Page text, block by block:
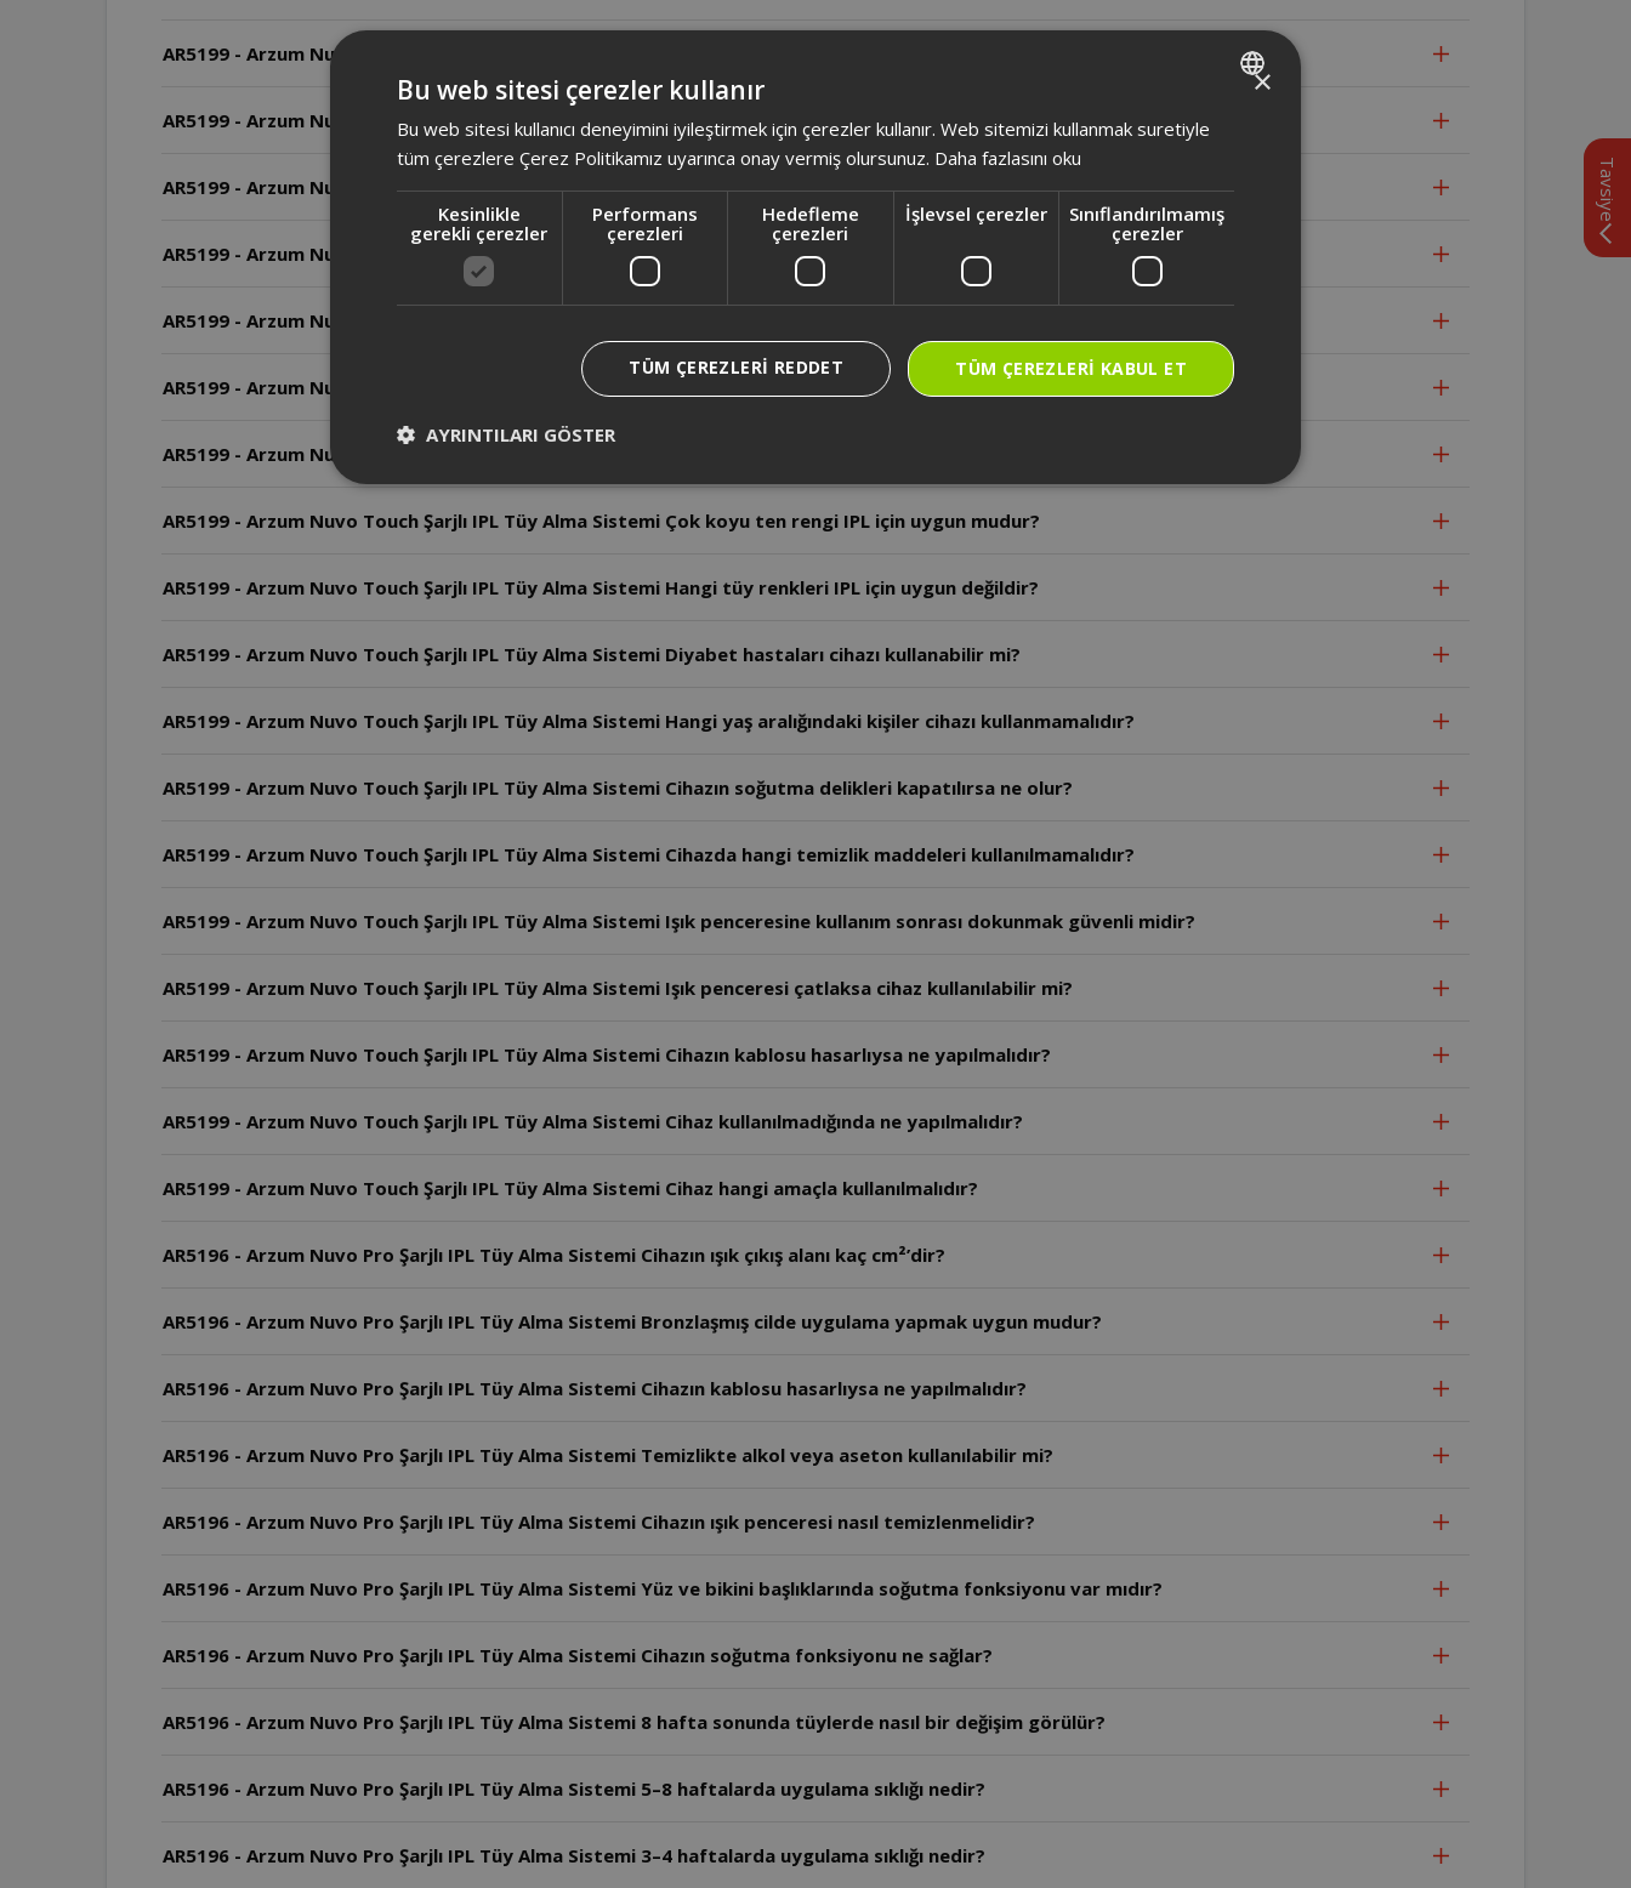
AR5199 - Arzum Nuvo Touch Şarjlı IPL Tüy Alma Sistemi Cihaz kablolu kullanılabilir mi?
AR5199 - Arzum Nuvo Touch Şarjlı IPL Tüy Alma Sistemi Tam şarjda cihaz kaç atım yapabilir?
AR5199 - Arzum Nuvo Touch Şarjlı IPL Tüy Alma Sistemi Cihazın tam şarj süresi ne kadardır?
AR5199 - Arzum Nuvo Touch Şarjlı IPL Tüy Alma Sistemi Tıraş dışındaki yöntemler neden önerilmez?
AR5199 - Arzum Nuvo Touch Şarjlı IPL Tüy Alma Sistemi IPL uygulaması öncesi tüyler nasıl hazırlanmalıdır?
AR5199 - Arzum Nuvo Touch Şarjlı IPL Tüy Alma Sistemi Cilt testi sonrası ne kadar beklenmelidir?
AR5199 - Arzum Nuvo Touch Şarjlı IPL Tüy Alma Sistemi İlk kullanımda hangi enerji seviyesi önerilir?
AR5199 - Arzum Nuvo Touch Şarjlı IPL Tüy Alma Sistemi Çok koyu ten rengi IPL için uygun mudur?
AR5199 - Arzum Nuvo Touch Şarjlı IPL Tüy Alma Sistemi Hangi tüy renkleri IPL için uygun değildir?
AR5199 - Arzum Nuvo Touch Şarjlı IPL Tüy Alma Sistemi Diyabet hastaları cihazı kullanabilir mi?
AR5199 - Arzum Nuvo Touch Şarjlı IPL Tüy Alma Sistemi Hangi yaş aralığındaki kişiler cihazı kullanmamalıdır?
AR5199 - Arzum Nuvo Touch Şarjlı IPL Tüy Alma Sistemi Cihazın soğutma delikleri kapatılırsa ne olur?
AR5199 - Arzum Nuvo Touch Şarjlı IPL Tüy Alma Sistemi Cihazda hangi temizlik maddeleri kullanılmamalıdır?
AR5199 - Arzum Nuvo Touch Şarjlı IPL Tüy Alma Sistemi Işık penceresine kullanım sonrası dokunmak güvenli midir?
AR5199 - Arzum Nuvo Touch Şarjlı IPL Tüy Alma Sistemi Işık penceresi çatlaksa cihaz kullanılabilir mi?
AR5199 - Arzum Nuvo Touch Şarjlı IPL Tüy Alma Sistemi Cihazın kablosu hasarlıysa ne yapılmalıdır?
AR5199 - Arzum Nuvo Touch Şarjlı IPL Tüy Alma Sistemi Cihaz kullanılmadığında ne yapılmalıdır?
AR5199 - Arzum Nuvo Touch Şarjlı IPL Tüy Alma Sistemi Cihaz hangi amaçla kullanılmalıdır?
AR5196 - Arzum Nuvo Pro Şarjlı IPL Tüy Alma Sistemi Cihazın ışık çıkış alanı kaç cm²’dir?
AR5196 - Arzum Nuvo Pro Şarjlı IPL Tüy Alma Sistemi Bronzlaşmış cilde uygulama yapmak uygun mudur?
AR5196 - Arzum Nuvo Pro Şarjlı IPL Tüy Alma Sistemi Cihazın kablosu hasarlıysa ne yapılmalıdır?
AR5196 - Arzum Nuvo Pro Şarjlı IPL Tüy Alma Sistemi Temizlikte alkol veya aseton kullanılabilir mi?
AR5196 - Arzum Nuvo Pro Şarjlı IPL Tüy Alma Sistemi Cihazın ışık penceresi nasıl temizlenmelidir?
AR5196 - Arzum Nuvo Pro Şarjlı IPL Tüy Alma Sistemi Yüz ve bikini başlıklarında soğutma fonksiyonu var mıdır?
AR5196 - Arzum Nuvo Pro Şarjlı IPL Tüy Alma Sistemi Cihazın soğutma fonksiyonu ne sağlar?
AR5196 - Arzum Nuvo Pro Şarjlı IPL Tüy Alma Sistemi 8 hafta sonunda tüylerde nasıl bir değişim görülür?
AR5196 - Arzum Nuvo Pro Şarjlı IPL Tüy Alma Sistemi 5–8 haftalarda uygulama sıklığı nedir?
AR5196 - Arzum Nuvo Pro Şarjlı IPL Tüy Alma Sistemi 3–4 haftalarda uygulama sıklığı nedir?
Tavsiye
TURKISH
×
Bu web sitesi çerezler kullanır
Bu web sitesi kullanıcı deneyimini iyileştirmek için çerezler kullanır. Web sitemizi kullanmak suretiyle
tüm çerezlere Çerez Politikamız uyarınca onay vermiş olursunuz. Daha fazlasını oku
Kesinlikle
gerekli çerezler
Performans
çerezleri
Hedefleme
çerezleri
İşlevsel çerezler
Sınıflandırılmamış
çerezler
TÜM ÇEREZLERI KABUL ET
TÜM ÇEREZLERI REDDET
AYRINTILARI GÖSTER